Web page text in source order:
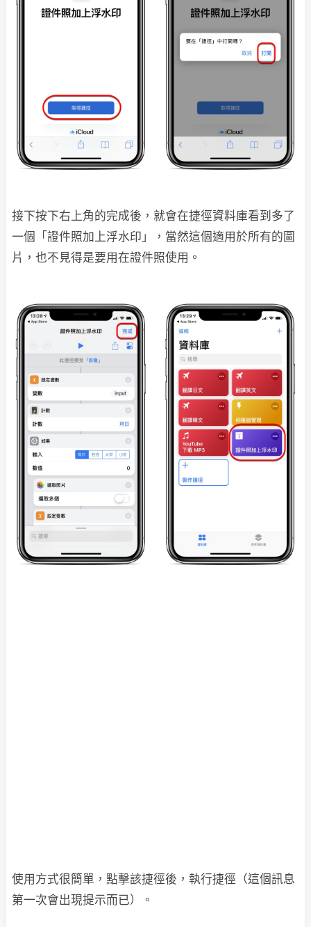
接下按下右上角的完成後，就會在捷徑資料庫看到多了
一個「證件照加上浮水印」，當然這個適用於所有的圖
片，也不見得是要用在證件照使用。
使用方式很簡單，點擊該捷徑後，執行捷徑（這個訊息
第一次會出現提示而已）。